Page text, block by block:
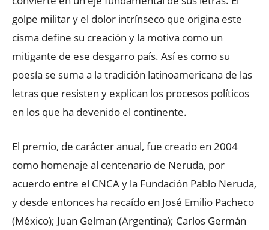
golpe militar y el dolor intrínseco que origina este
cisma define su creación y la motiva como un
mitigante de ese desgarro país. Así es como su
poesía se suma a la tradición latinoamericana de las
letras que resisten y explican los procesos políticos
en los que ha devenido el continente.
El premio, de carácter anual, fue creado en 2004
como homenaje al centenario de Neruda, por
acuerdo entre el CNCA y la Fundación Pablo Neruda,
y desde entonces ha recaído en José Emilio Pacheco
(México); Juan Gelman (Argentina); Carlos Germán